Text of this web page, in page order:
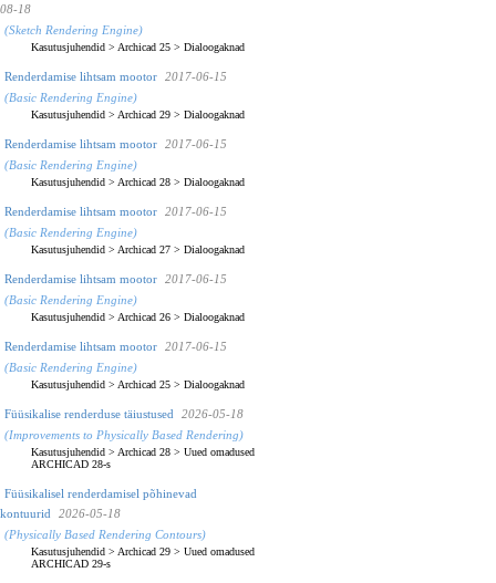
08-18
(Sketch Rendering Engine)
Kasutusjuhendid > Archicad 25 > Dialoogaknad
Renderdamise lihtsam mootor
2017-06-15
(Basic Rendering Engine)
Kasutusjuhendid > Archicad 29 > Dialoogaknad
Renderdamise lihtsam mootor
2017-06-15
(Basic Rendering Engine)
Kasutusjuhendid > Archicad 28 > Dialoogaknad
Renderdamise lihtsam mootor
2017-06-15
(Basic Rendering Engine)
Kasutusjuhendid > Archicad 27 > Dialoogaknad
Renderdamise lihtsam mootor
2017-06-15
(Basic Rendering Engine)
Kasutusjuhendid > Archicad 26 > Dialoogaknad
Renderdamise lihtsam mootor
2017-06-15
(Basic Rendering Engine)
Kasutusjuhendid > Archicad 25 > Dialoogaknad
Füüsikalise renderduse täiustused
2026-05-18
(Improvements to Physically Based Rendering)
Kasutusjuhendid > Archicad 28 > Uued omadused
ARCHICAD 28-s
Füüsikalisel renderdamisel põhinevad
kontuurid
2026-05-18
(Physically Based Rendering Contours)
Kasutusjuhendid > Archicad 29 > Uued omadused
ARCHICAD 29-s